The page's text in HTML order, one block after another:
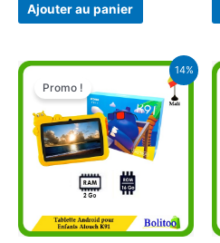
Ajouter au panier
14%
Promo !
Le
initial
était :
34.900 CFA.
Le
prix
actuel
est :
29.900 CFA.